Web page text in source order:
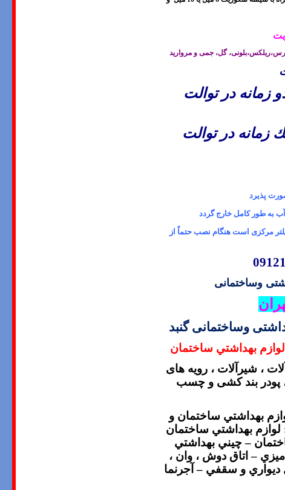
گل، جمی و مروارید
زمانه در توالت
زمانه در توالت
پذیرد
به طور کامل خارج گردد
مرکزی است هنگام نصب حتماً از
وساختمانی
وساختمانی گنبد
بهداشتي ساختمان
، شیرآلات ، رویه های
، پودر بند کشی و چسب
بهداشتي ساختمان و
بهداشتي ساختمان
– چيني بهداشتي
– اتاق دوش ، وان ،
و سقفي – آجرنما